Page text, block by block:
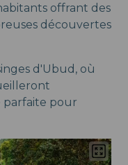
offrant des
découvertes
d'Ubud, où
parfaite pour